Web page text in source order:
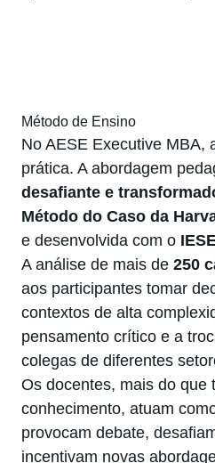
Método de Ensino
No AESE Executive MBA,
prática. A abordagem
desafiante e
Método do Caso da
e desenvolvida com o
A análise de mais de 250
aos participantes tomar
contextos de alta
pensamento crítico e a
colegas de diferentes
Os docentes, mais do que
conhecimento, atuam
provocam debate,
incentivam novas